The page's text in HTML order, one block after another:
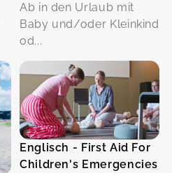
Ab in den Urlaub mit
Baby und/oder Kleinkind
od...
Englisch - First Aid For
Children's Emergencies